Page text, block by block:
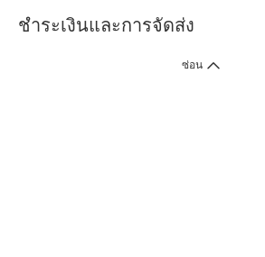
ชำระเงินและการจัดส่ง
ซ่อน